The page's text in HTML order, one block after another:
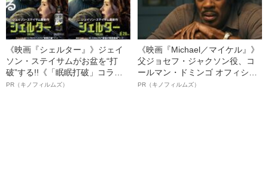
《映画『シェルター』》ジェイ
ソン・ステイサムがお盆を“打
破”する!!《「眠眠打破」コラ
ボ》
PR（キノフィルムズ）
《映画『Michael／マイケル』》
父ジョセフ・ジャクソン役、コ
ールマン・ドミンゴ オフィシャ
ルインタビュー“観客を魅了した
PR（キノフィルムズ）